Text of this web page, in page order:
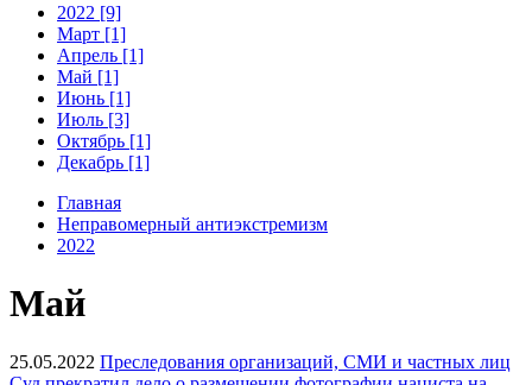
2022 [9]
Март [1]
Апрель [1]
Май [1]
Июнь [1]
Июль [3]
Октябрь [1]
Декабрь [1]
Главная
Неправомерный антиэкстремизм
2022
Май
25.05.2022 Преследования организаций, СМИ и частных лиц